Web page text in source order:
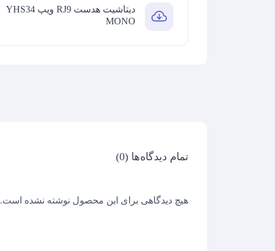
دیتاشیت هدست RJ9 ویپ YHS34
MONO
تمام دیدگاه‌ها (0)
هیچ دیدگاهی برای این محصول نوشته نشده است.